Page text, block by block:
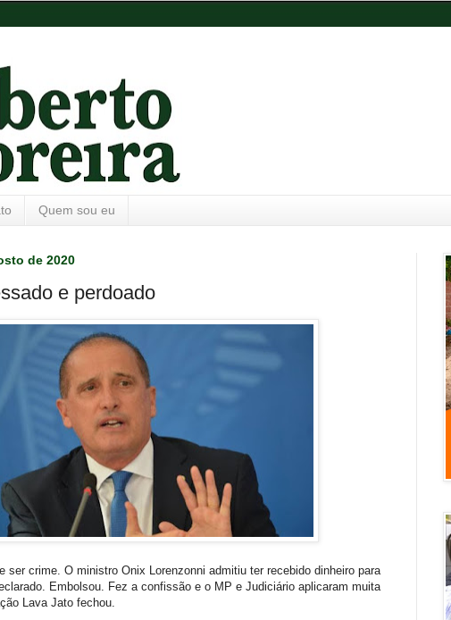
Quem sou eu
de 2020
e perdoado
ser crime. O ministro Onix Lorenzonni admitiu ter recebido dinheiro para
Embolsou. Fez a confissão e o MP e Judiciário aplicaram muita
Lava Jato fechou.